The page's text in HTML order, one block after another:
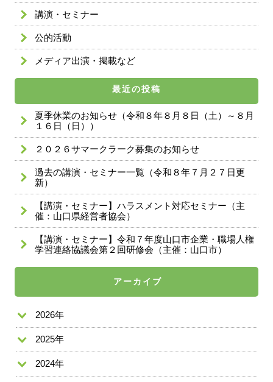
講演・セミナー
公的活動
メディア出演・掲載など
最近の投稿
夏季休業のお知らせ（令和８年８月８日（土）～８月
１６日（日））
２０２６サマークラーク募集のお知らせ
過去の講演・セミナー一覧（令和８年７月２７日更
新）
【講演・セミナー】ハラスメント対応セミナー（主
催：山口県経営者協会）
【講演・セミナー】令和７年度山口市企業・職場人権
学習連絡協議会第２回研修会（主催：山口市）
アーカイブ
2026年
2025年
2024年